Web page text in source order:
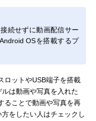
続せずに動画配信サー
OSを搭載するプ
ロットやUSB端子を搭載
は動画や写真を入れた
ることで動画や写真を再
をしたい人はチェックし